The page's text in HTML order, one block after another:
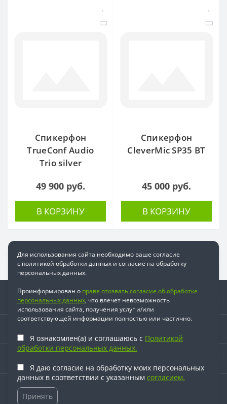
Спикерфон
TrueConf Audio
Trio silver
49 900 руб.
В КОРЗИНУ
Спикерфон
CleverMic SP35 BT
45 000 руб.
В КОРЗИНУ
Для использования сайта необходимо ваше согласие
с политикой обработки данных и согласие на обработку
персональных данных.
Проинформирован о праве отозвать согласие об обработке
персональных данных, что влечет невозможность
использования сайта, получения услуг и/или
соответствующей информации полностью или частично.
Я ознакомлен(а) и соглашаюсь с Политикой
обработки персональных данных.
Я даю согласие на обработку моих персональных
данных в соответствии с указанным согласием.
Принять
Информация